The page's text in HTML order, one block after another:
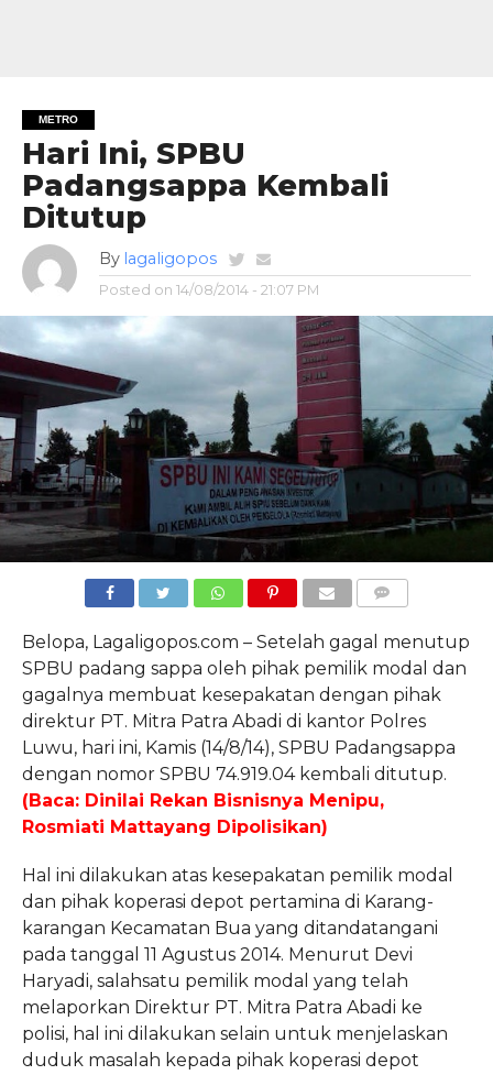
METRO
Hari Ini, SPBU
Padangsappa Kembali
Ditutup
By lagaligopos
Posted on 14/08/2014 - 21:07 PM
Belopa, Lagaligopos.com – Setelah gagal menutup
SPBU padang sappa oleh pihak pemilik modal dan
gagalnya membuat kesepakatan dengan pihak
direktur PT. Mitra Patra Abadi di kantor Polres
Luwu, hari ini, Kamis (14/8/14), SPBU Padangsappa
dengan nomor SPBU 74.919.04 kembali ditutup.
(Baca: Dinilai Rekan Bisnisnya Menipu,
Rosmiati Mattayang Dipolisikan)
Hal ini dilakukan atas kesepakatan pemilik modal
dan pihak koperasi depot pertamina di Karang-
karangan Kecamatan Bua yang ditandatangani
pada tanggal 11 Agustus 2014. Menurut Devi
Haryadi, salahsatu pemilik modal yang telah
melaporkan Direktur PT. Mitra Patra Abadi ke
polisi, hal ini dilakukan selain untuk menjelaskan
duduk masalah kepada pihak koperasi depot